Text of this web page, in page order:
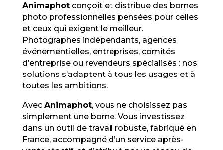
Animaphotconçoit et distribue des bornes
photo professionnelles pensées pour celles
et ceux qui exigent le meilleur.
Photographes indépendants, agences
événementielles, entreprises, comités
d’entreprise ou revendeurs spécialisés : nos
solutions s’adaptent à tous les usages et à
toutes les ambitions.
Avec Animaphot, vous ne choisissez pas
simplement une borne. Vous investissez
dans un outil de travail robuste, fabriqué en
France, accompagné d’un service après-